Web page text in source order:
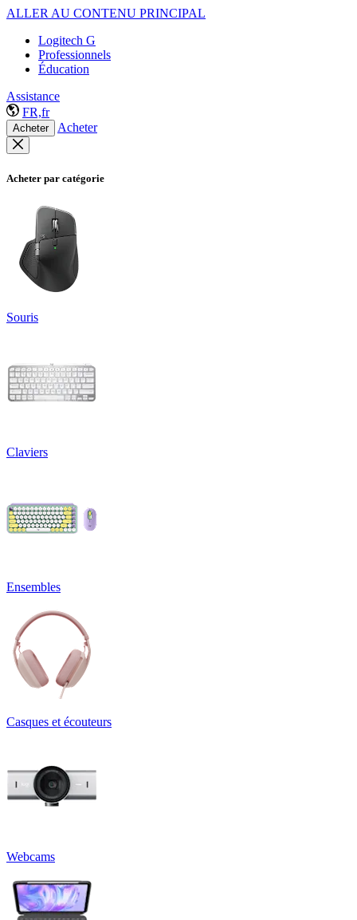
ALLER AU CONTENU PRINCIPAL
Logitech G
Professionnels
Éducation
Assistance
FR,fr
Acheter Acheter
Acheter par catégorie
Souris
Claviers
Ensembles
Casques et écouteurs
Webcams